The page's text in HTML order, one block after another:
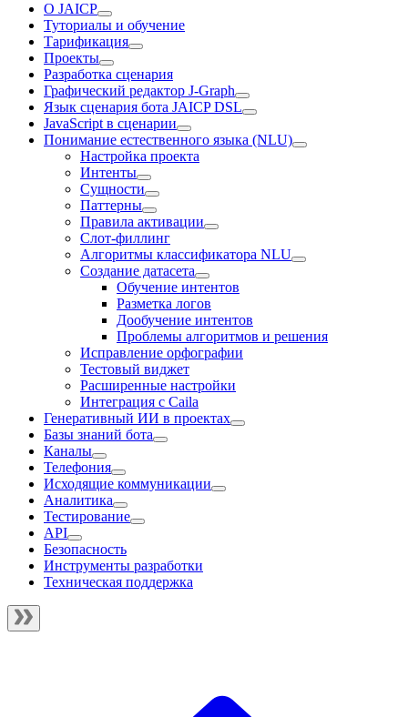
О JAICP
Туториалы и обучение
Тарификация
Проекты
Разработка сценария
Графический редактор J‑Graph
Язык сценария бота JAICP DSL
JavaScript в сценарии
Понимание естественного языка (NLU)
Настройка проекта
Интенты
Сущности
Паттерны
Правила активации
Слот-филлинг
Алгоритмы классификатора NLU
Создание датасета
Обучение интентов
Разметка логов
Дообучение интентов
Проблемы алгоритмов и решения
Исправление орфографии
Тестовый виджет
Расширенные настройки
Интеграция с Caila
Генеративный ИИ в проектах
Базы знаний бота
Каналы
Телефония
Исходящие коммуникации
Аналитика
Тестирование
API
Безопасность
Инструменты разработки
Техническая поддержка